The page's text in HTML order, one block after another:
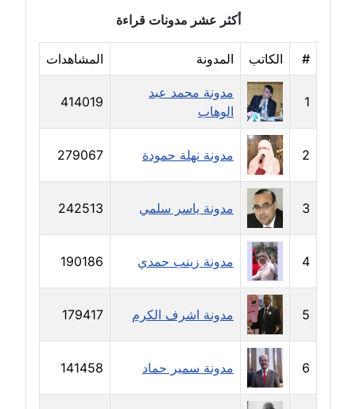
مدونة دعاء الشاهد
مدونة دينا عاصم
عاملة
مدونة دينا منير
عاملة
مدونة راقية الدويك
عاملة
مدونة رانيا ثروت
عاملة
مدونة رجاء دياب
عاملة
مدونة رحاب منيعم
عاملة
أكثر عشر مدونات قراءة
# الكاتب المدونة المشاهدات
1
مدونة محمد عبد
الوهاب
414019
2 مدونة نهلة حمودة 279067
3 مدونة ياسر سلمي 242513
4 مدونة زينب حمدي 190186
5 مدونة اشرف الكرم 179417
6 مدونة سمير حماد 141458